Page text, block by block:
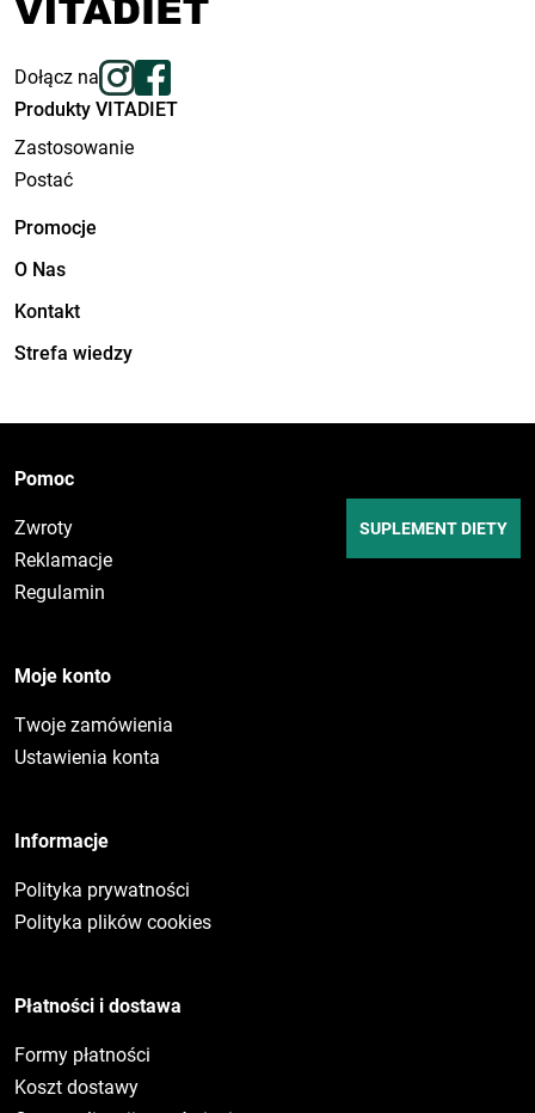
Dołącz na
Produkty VITADIET
Zastosowanie
Postać
Promocje
O Nas
Kontakt
Strefa wiedzy
SUPLEMENT DIETY
Pomoc
Zwroty
Reklamacje
Regulamin
Moje konto
Twoje zamówienia
Ustawienia konta
Informacje
Polityka prywatności
Polityka plików cookies
Płatności i dostawa
Formy płatności
Koszt dostawy